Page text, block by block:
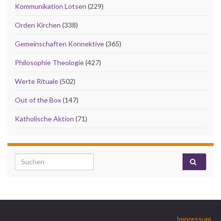
Kommunikation Lotsen (229)
Orden Kirchen (338)
Gemeinschaften Konnektive(365)
Philosophie Theologie(427)
Werte Rituale(502)
Out of the Box(147)
Katholische Aktion (71)
Search for:
Impressum